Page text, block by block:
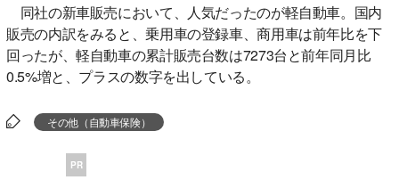
同社の新車販売において、人気だったのが軽自動車。国内
販売の内訳をみると、乗用車の登録車、商用車は前年比を下
回ったが、軽自動車の累計販売台数は7273台と前年同月比
0.5%増と、プラスの数字を出している。
その他（自動車保険）
PR